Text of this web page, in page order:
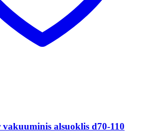
alsuoklis d70-110